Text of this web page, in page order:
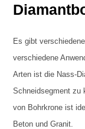
Es gibt
verschiedene
Arten ist die Nass-
Schneidsegment zu
von Bohrkrone ist
Beton und Granit.